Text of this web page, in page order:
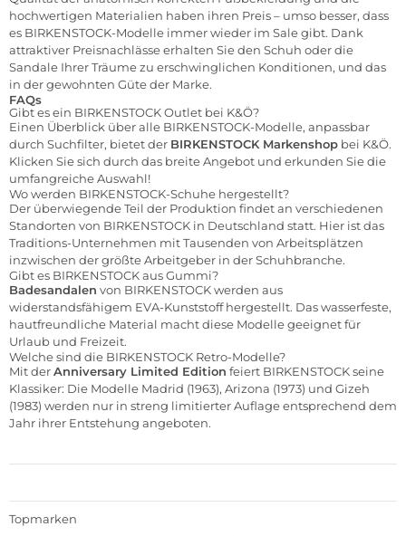
hochwertigen Materialien haben ihren Preis – umso besser, dass
es BIRKENSTOCK-Modelle immer wieder im Sale gibt. Dank
attraktiver Preisnachlässe erhalten Sie den Schuh oder die
Sandale Ihrer Träume zu erschwinglichen Konditionen, und das
in der gewohnten Güte der Marke.
FAQs
Gibt es ein BIRKENSTOCK Outlet bei K&Ö?
Einen Überblick über alle BIRKENSTOCK-Modelle, anpassbar
durch Suchfilter, bietet der BIRKENSTOCK Markenshop bei K&Ö.
Klicken Sie sich durch das breite Angebot und erkunden Sie die
umfangreiche Auswahl!
Wo werden BIRKENSTOCK-Schuhe hergestellt?
Der überwiegende Teil der Produktion findet an verschiedenen
Standorten von BIRKENSTOCK in Deutschland statt. Hier ist das
Traditions-Unternehmen mit Tausenden von Arbeitsplätzen
inzwischen der größte Arbeitgeber in der Schuhbranche.
Gibt es BIRKENSTOCK aus Gummi?
Badesandalen von BIRKENSTOCK werden aus
widerstandsfähigem EVA-Kunststoff hergestellt. Das wasserfeste,
hautfreundliche Material macht diese Modelle geeignet für
Urlaub und Freizeit.
Welche sind die BIRKENSTOCK Retro-Modelle?
Mit derAnniversary Limited Edition feiert BIRKENSTOCK seine
Klassiker: Die Modelle Madrid (1963), Arizona (1973) und Gizeh
(1983) werden nur in streng limitierter Auflage entsprechend dem
Jahr ihrer Entstehung angeboten.
Topmarken